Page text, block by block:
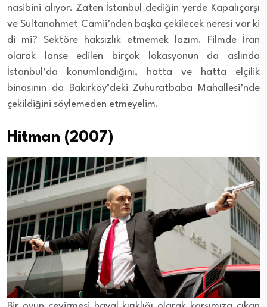
nasibini alıyor. Zaten İstanbul dediğin yerde Kapalıçarşı
ve Sultanahmet Camii’nden başka çekilecek neresi var ki
di mi? Sektöre haksızlık etmemek lazım. Filmde İran
olarak lanse edilen birçok lokasyonun da aslında
İstanbul’da konumlandığını, hatta ve hatta elçilik
binasının da Bakırköy’deki Zuhuratbaba Mahallesi’nde
çekildiğini söylemeden etmeyelim.
Hitman (2007)